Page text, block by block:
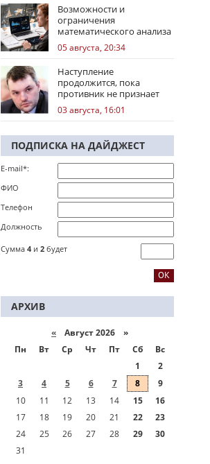
Возможности и
ограничения
математического анализа
избирательных кампаний
05 августа, 20:34
Наступление
продолжится, пока
противник не признает
стратегическое
поражение
03 августа, 16:01
ПОДПИСКА НА ДАЙДЖЕСТ
E-mail*:
ФИО
Телефон
Должность
Сумма 4 и 2 будет
АРХИВ
« Август 2026 »
Пн
Вт Ср Чт Пт Сб
Вс
1
2
3
4 5 6 7 8
9
10
11 12 13 14 15
16
17
18 19 20 21 22
23
24
25 26 27 28 29
30
31